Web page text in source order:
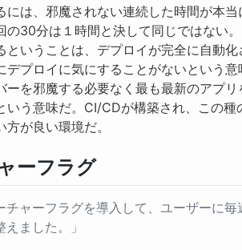
には、邪魔されない連続した時間が本
の30分は１時間と決して同じではない
ということは、デプロイが完全に自動
デプロイに気にすることがないという
ーを邪魔する必要なく最も最新のアプ
いう意味だ。CI/CDが構築され、この種
が良い環境だ。
ーフラグ
チャーフラグを導入して、ユーザーに
ました。」